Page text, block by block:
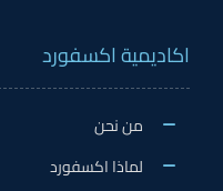
اكاديمية اكسفورد
من نحن
لماذا اكسفورد